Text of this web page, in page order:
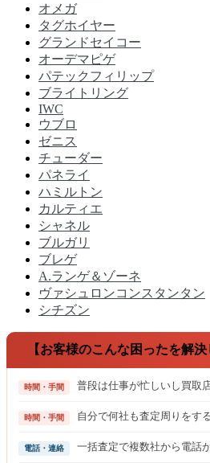
オメガ
タグホイヤー
グランドセイコー
オーデマピゲ
パテックフィリップ
ブライトリング
IWC
ウブロ
ゼニス
チューダー
パネライ
ハミルトン
カルティエ
シャネル
ブルガリ
ブレゲ
A.ランゲ＆ゾーネ
ヴァシュロンコンスタンタン
シチズン
【お客様のこんな困ったを解決
時間・手間 普段は仕事が忙しいし買取
時間・手間 自分で何社も査定周りをす
電話・連絡 一括査定で複数社から電話